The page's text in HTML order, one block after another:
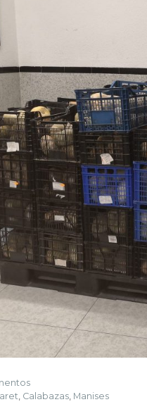
Calabazas, Manises